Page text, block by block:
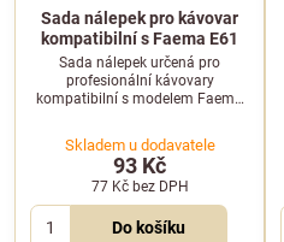
Sada nálepek pro kávovar
kompatibilní s Faema E61
Sada nálepek určená pro
profesionální kávovary
kompatibilní s modelem Faema
původního vzhledu vašeho
kávovaru.
Skladem u dodavatele
93 Kč
77 Kč bez DPH
Do košíku